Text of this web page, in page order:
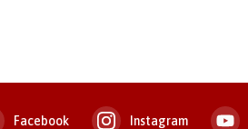
Facebook Instagram